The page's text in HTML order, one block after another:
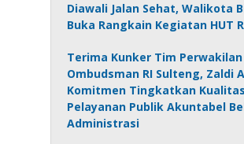
Diawali Jalan Sehat, Walikota
Buka Rangkain Kegiatan HUT
Terima Kunker Tim Perwakilan
Ombudsman RI Sulteng, Zaldi
Komitmen Tingkatkan Kualitas
Pelayanan Publik Akuntabel
Administrasi